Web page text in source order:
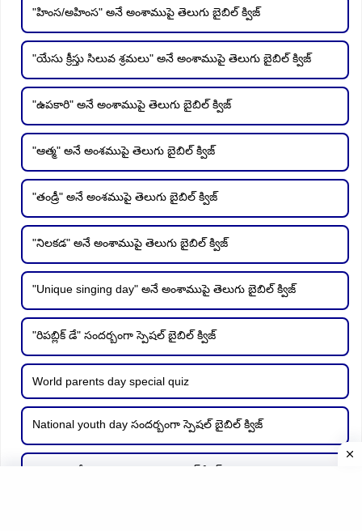
"హింస/అహింస" అనే అంశాముపై తెలుగు బైబిల్ క్విజ్
"యేసు క్రీస్తు సిలువ శ్రమలు" అనే అంశాముపై తెలుగు బైబిల్ క్విజ్
"ఉపకారి" అనే అంశాముపై తెలుగు బైబిల్ క్విజ్
"ఆత్మ" అనే అంశముపై తెలుగు బైబిల్ క్విజ్
"తండ్రీ" అనే అంశముపై తెలుగు బైబిల్ క్విజ్
"నిలకడ" అనే అంశాముపై తెలుగు బైబిల్ క్విజ్
"Unique singing day" అనే అంశాముపై తెలుగు బైబిల్ క్విజ్
"రిపబ్లిక్ డే" సందర్బంగా స్పెషల్ బైబిల్ క్విజ్
World parents day special quiz
National youth day సందర్బంగా స్పెషల్ బైబిల్ క్విజ్
"దయ" అనే అంశాముపై తెలుగు బైబిల్ క్విజ్